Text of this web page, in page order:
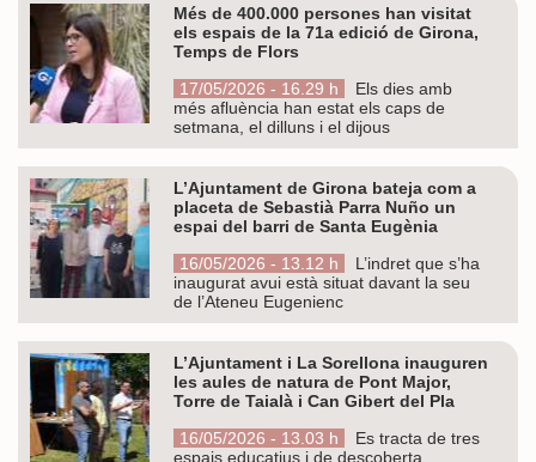
Més de 400.000 persones han visitat
els espais de la 71a edició de Girona,
Temps de Flors
17/05/2026 - 16.29 h
Els dies amb
més afluència han estat els caps de
setmana, el dilluns i el dijous
L’Ajuntament de Girona bateja com a
placeta de Sebastià Parra Nuño un
espai del barri de Santa Eugènia
16/05/2026 - 13.12 h
L’indret que s’ha
inaugurat avui està situat davant la seu
de l’Ateneu Eugenienc
L’Ajuntament i La Sorellona inauguren
les aules de natura de Pont Major,
Torre de Taialà i Can Gibert del Pla
16/05/2026 - 13.03 h
Es tracta de tres
espais educatius i de descoberta